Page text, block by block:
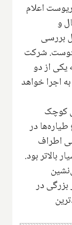
اعلام
و
بررسی
شرکت
یکی از دو
اجرا خواهد
کوچک
در
اطراف
بالاتر بود.
در